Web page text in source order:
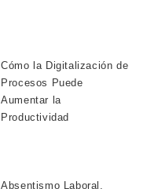
Cómo la Digitalización de
Procesos Puede
Aumentar la
Productividad
Absentismo Laboral.